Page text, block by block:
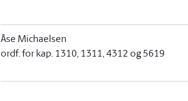
Åse Michaelsen
ordf. for kap. 1310, 1311, 4312 og 5619